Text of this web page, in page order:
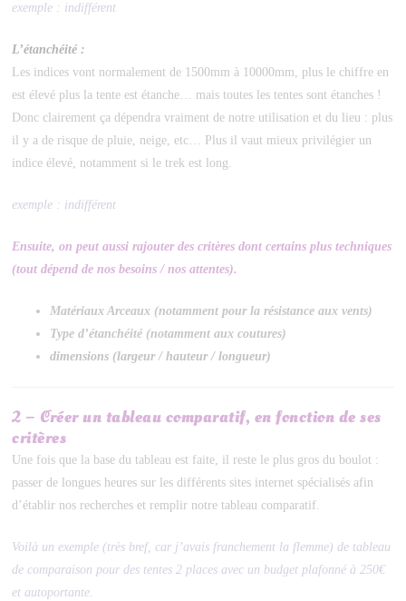
exemple : indifférent
L’étanchéité :
Les indices vont normalement de 1500mm à 10000mm, plus le chiffre en
est élevé plus la tente est étanche… mais toutes les tentes sont étanches !
Donc clairement ça dépendra vraiment de notre utilisation et du lieu : plus
il y a de risque de pluie, neige, etc… Plus il vaut mieux privilégier un
indice élevé, notamment si le trek est long.
exemple : indifférent
Ensuite, on peut aussi rajouter des critères dont certains plus techniques
(tout dépend de nos besoins / nos attentes).
Matériaux Arceaux (notamment pour la résistance aux vents)
Type d’étanchéité (notamment aux coutures)
dimensions (largeur / hauteur / longueur)
2 – Créer un tableau comparatif, en fonction de ses
critères
Une fois que la base du tableau est faite, il reste le plus gros du boulot :
passer de longues heures sur les différents sites internet spécialisés afin
d’établir nos recherches et remplir notre tableau comparatif.
Voilà un exemple (très bref, car j’avais franchement la flemme) de tableau
de comparaison pour des tentes 2 places avec un budget plafonné à 250€
et autoportante.